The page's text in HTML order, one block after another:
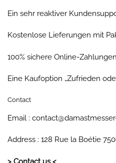
Ein sehr reaktiver
Kostenlose Lieferungen mit
100% sichere Online-Zahlungen
Eine Kaufoption „Zufrieden
Contact
Email :
Address : 128 Rue la Boétie